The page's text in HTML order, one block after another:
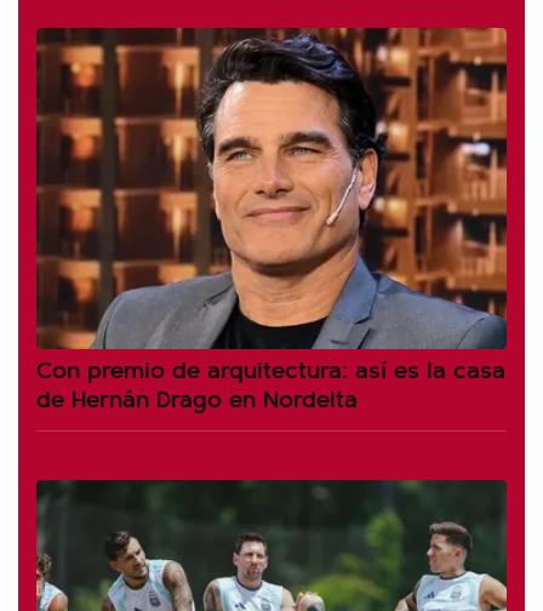
Con premio de arquitectura: así es la casa
de Hernán Drago en Nordelta